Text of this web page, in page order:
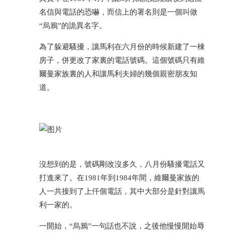
名信與電話的恐嚇，而信上的署名則是一個叫做
“烏鴉”的詭異名字。
為了躲避騷擾，讓馬利在六月份的時候新建了一棟
房子，併更改了家裏的電話號碼。這個號碼只有維
爾曼家族裏的人和讓馬利夫婦的幾個親密朋友知
道。
沒想到的是，號碼剛改沒多久，八月份騷擾電話又
打進來了。在1981年到1984年間，維爾曼家族的
人一共接到了上仟個電話，其中大部分是針對讓馬
利一家的。
一開始，“烏鴉”一句話也不說，之後他慢慢開始辱